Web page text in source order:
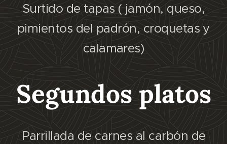
Surtido de tapas ( jamón, queso,
pimientos del padrón, croquetas y
calamares)
Segundos platos
Parrillada de carnes al carbón de